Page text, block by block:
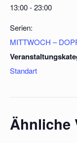
13:00 - 23:00
Serien:
MITTWOCH –
Standart
Ähnliche